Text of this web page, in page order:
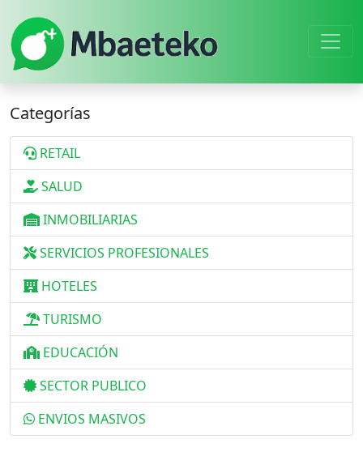
Categorías
RETAIL
SALUD
INMOBILIARIAS
SERVICIOS PROFESIONALES
HOTELES
TURISMO
EDUCACIÓN
SECTOR PUBLICO
ENVIOS MASIVOS